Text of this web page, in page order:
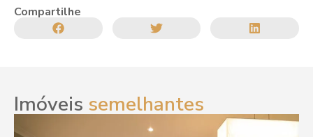
Compartilhe
Imóveis semelhantes